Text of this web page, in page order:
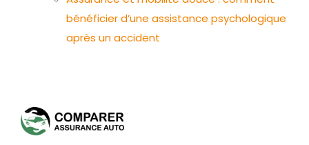
bénéficier d’une assistance psychologique
après un accident